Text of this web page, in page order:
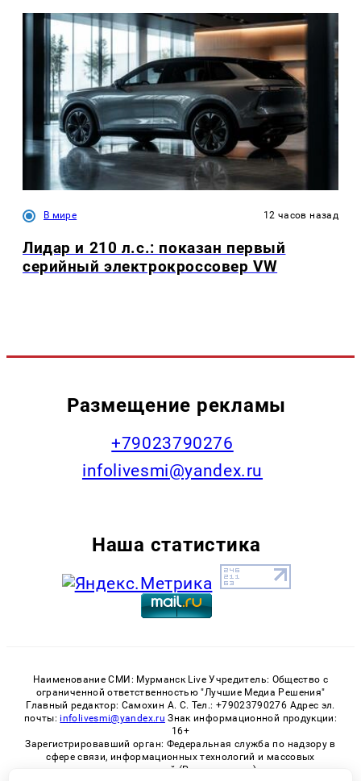
В мире 12 часов назад
Лидар и 210 л.с.: показан первый
серийный электрокроссовер VW
Размещение рекламы
+79023790276
infolivesmi@yandex.ru
Наша статистика
Наименование СМИ: Мурманск Live Учредитель: Общество с
ограниченной ответственностью "Лучшие Медиа Решения"
Главный редактор: Самохин А. С. Тел.: +79023790276 Адрес эл.
почты: infolivesmi@yandex.ru Знак информационной продукции:
16+
Зарегистрировавший орган: Федеральная служба по надзору в
сфере связи, информационных технологий и массовых
коммуникаций (Роскомнадзор)